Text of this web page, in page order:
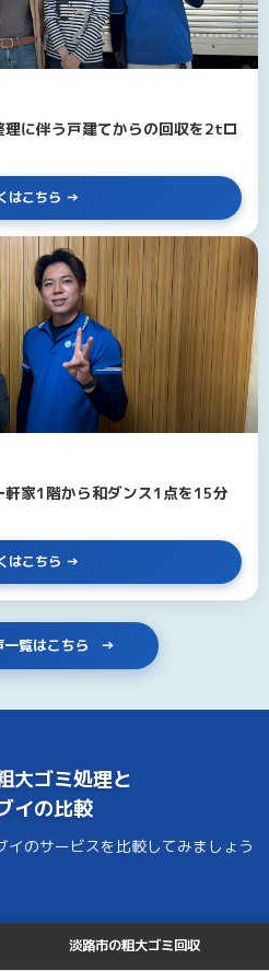
に伴う戸建てからの回収を2tロ
はこちら
家1階から和ダンス1点を15分
はこちら
覧はこちら
大ゴミ処理と
イの比較
イのサービスを比較してみましょう
淡路市の粗大ゴミ回収